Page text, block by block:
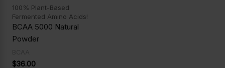
100% Plant-Based
Fermented Amino Acids!
BCAA 5000 Natural
Powder
$36.00